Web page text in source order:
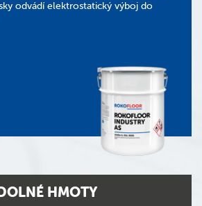
odvádí elektrostatický výboj do
HMOTY